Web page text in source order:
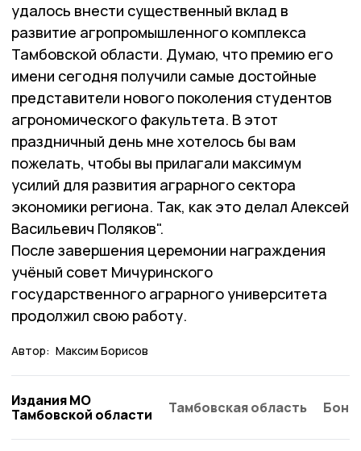
удалось внести существенный вклад в
развитие агропромышленного комплекса
Тамбовской области. Думаю, что премию его
имени сегодня получили самые достойные
представители нового поколения студентов
агрономического факультета. В этот
праздничный день мне хотелось бы вам
пожелать, чтобы вы прилагали максимум
усилий для развития аграрного сектора
экономики региона. Так, как это делал Алексей
Васильевич Поляков".
После завершения церемонии награждения
учёный совет Мичуринского
государственного аграрного университета
продолжил свою работу.
Автор: Максим Борисов
Издания МО
Тамбовской области
Тамбовская область